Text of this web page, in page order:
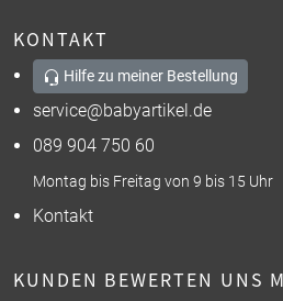
KONTAKT
Hilfe zu meiner Bestellung
service@babyartikel.de
089 904 750 60
Montag bis Freitag von 9 bis 15 Uhr
Kontakt
KUNDEN BEWERTEN UNS